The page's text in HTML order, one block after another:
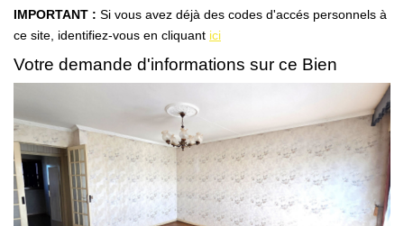
AFR IMMOBILIER Houilles
AFR IMMOBILIER Sartrouville
CONTACT
IMPORTANT : Si vous avez déjà des codes d'accés personnels à
ce site, identifiez-vous en cliquant ici
Votre demande d'informations sur ce Bien